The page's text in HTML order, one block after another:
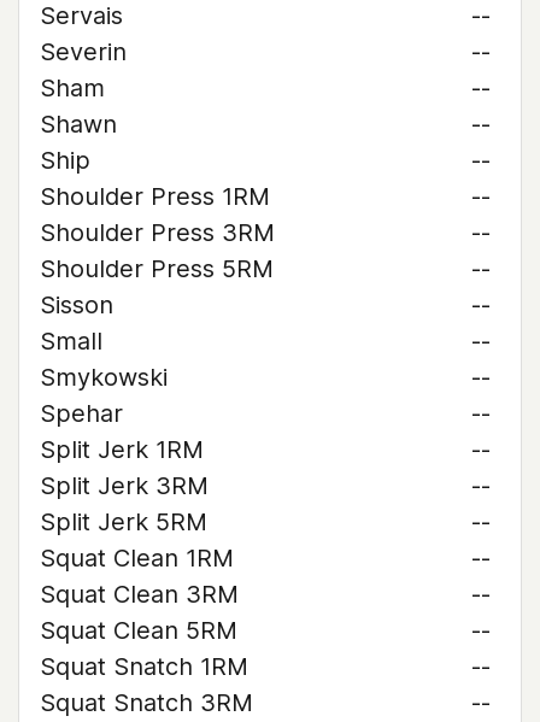
Servais
--
Severin
--
Sham
--
Shawn
--
Ship
--
Shoulder Press 1RM
--
Shoulder Press 3RM
--
Shoulder Press 5RM
--
Sisson
--
Small
--
Smykowski
--
Spehar
--
Split Jerk 1RM
--
Split Jerk 3RM
--
Split Jerk 5RM
--
Squat Clean 1RM
--
Squat Clean 3RM
--
Squat Clean 5RM
--
Squat Snatch 1RM
--
Squat Snatch 3RM
--